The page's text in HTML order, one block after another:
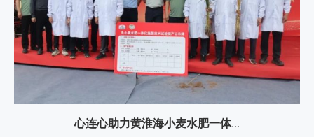
心连心助力黄淮海小麦水肥一体...